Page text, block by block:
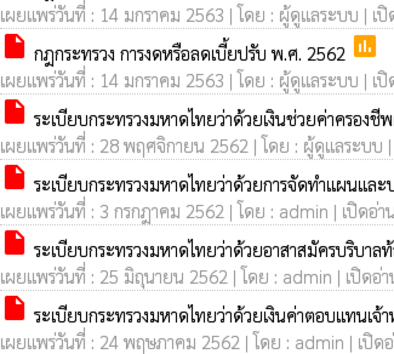
เผยแพร่วันที่ : 14 มกราคม 2563 | โดย : ผู้ดูแลระบบ | เปิ
insert_drive_file กฎกระทรวง การงดหรือลดเบี้ยปรับ พ.ศ. 2562 poll
เผยแพร่วันที่ : 14 มกราคม 2563 | โดย : ผู้ดูแลระบบ | เ
insert_drive_file ระเบียบกระทรวงมหาดไทยว่าด้วยเงินช่วยค่าครอง
เผยแพร่วันที่ : 28 พฤศจิกายน 2562 | โดย : ผู้ดูแลระบบ |
insert_drive_file ระเบียบกระทรวงมหาดไทยว่าด้วยการจัดทำแผนแ
เผยแพร่วันที่ : 3 กรกฎาคม 2562 | โดย : admin | เปิดอ่า
insert_drive_file ระเบียบกระทรวงมหาดไทยว่าด้วยอาสาสมัครบริบา
เผยแพร่วันที่ : 25 มิถุนายน 2562 | โดย : admin | เปิดอ่
insert_drive_file ระเบียบกระทรวงมหาดไทยว่าด้วยเงินค่าตอบแทนเ
เผยแพร่วันที่ : 24 พฤษภาคม 2562 | โดย : admin | เปิด